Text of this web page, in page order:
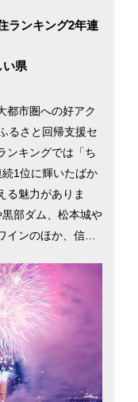
ランキング2年連
い県
都市圏への好アク
るさと回帰支援セ
ンキングでは「ち
1位に輝いたばか
る魅力がありま
部ダム、松本城や
ンのほか、信州
よう多子世帯の保
齢者就業率は日
ある県づくりを進
、長野県への移住
います。北アルプ
好アクセスが魅